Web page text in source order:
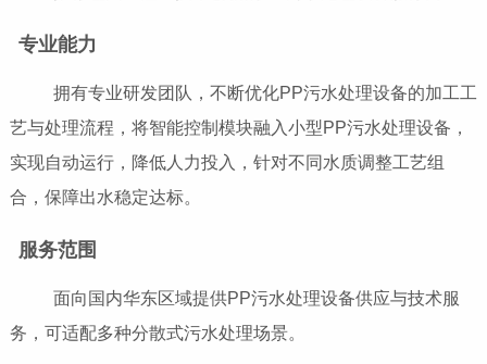
专业能力
拥有专业研发团队，不断优化PP污水处理设备的加工工
艺与处理流程，将智能控制模块融入小型PP污水处理设备，
实现自动运行，降低人力投入，针对不同水质调整工艺组
合，保障出水稳定达标。
服务范围
面向国内华东区域提供PP污水处理设备供应与技术服
务，可适配多种分散式污水处理场景。